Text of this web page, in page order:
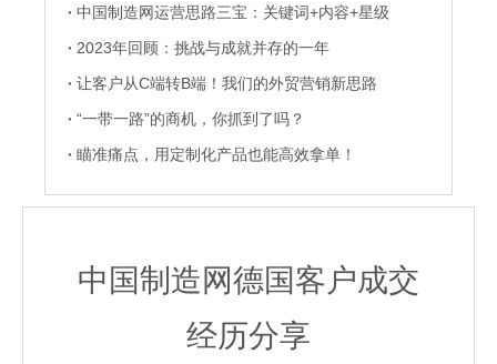
中国制造网运营思路三宝：关键词+内容+星级
2023年回顾：挑战与成就并存的一年
让客户从C端转B端！我们的外贸营销新思路
“一带一路”的商机，你抓到了吗？
瞄准痛点，用定制化产品也能高效拿单！
中国制造网德国客户成交
经历分享